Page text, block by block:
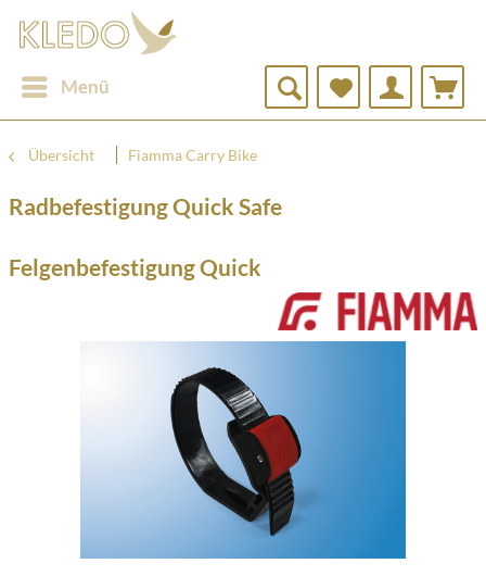
Menü
Übersicht Fiamma Carry Bike
Radbefestigung Quick Safe
Felgenbefestigung Quick